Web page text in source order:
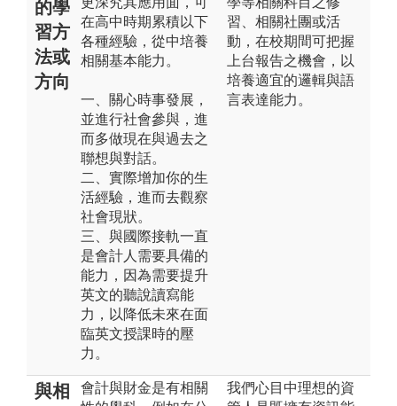
的學
習方
法或
方向
在高中時期累積以下
各種經驗，從中培養
相關基本能力。
一、關心時事發展，
並進行社會參與，進
而多做現在與過去之
聯想與對話。
二、實際增加你的生
活經驗，進而去觀察
社會現狀。
三、與國際接軌一直
是會計人需要具備的
能力，因為需要提升
英文的聽說讀寫能
力，以降低未來在面
臨英文授課時的壓
力。
習、相關社團或活
動，在校期間可把握
上台報告之機會，以
培養適宜的邏輯與語
言表達能力。
與相
會計與財金是有相關
我們心目中理想的資